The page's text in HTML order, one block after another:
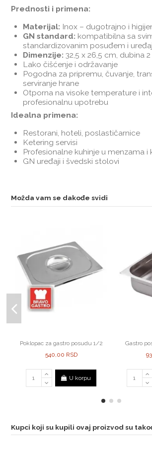
Prednosti i primena:
Materijal: Inox – dugotrajno i
GN standard: kompatibilna sa
standardizovanim posuđem i
Dimenzije: 32,5 x 26,5 cm, dubina
Lako čišćenje i održavanje
Pogodna za pripremu, čuvanje,
serviranje hrane
Otporna na visoke temperature i
profesionalnu upotrebu
Idealna primena:
Restorani, hoteli, poslastičarnice
Ketering servisi
Profesionalne kuhinje u menzama i
GN uređaji i švedski stolovi
Možda vam se dakođe svidi
Poklopac za gastro posudu 1/2
540,00 RSD
U korpu
Gastro
Kupci koji su kupili ovaj proizvod su